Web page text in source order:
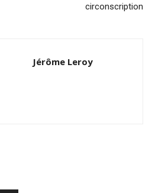
circonscription
Jérôme Leroy